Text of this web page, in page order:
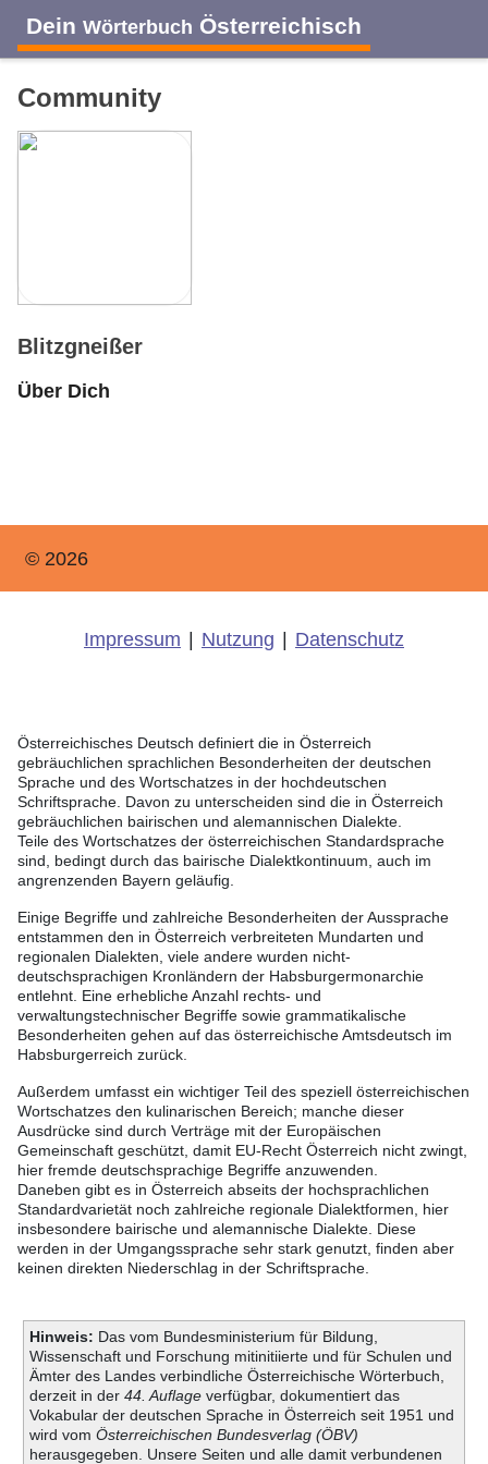
Dein Wörterbuch Österreichisch
Community
Blitzgneißer
Über Dich
© 2026
Impressum Nutzung Datenschutz
Österreichisches Deutsch definiert die in Österreich
gebräuchlichen sprachlichen Besonderheiten der deutschen
Sprache und des Wortschatzes in der hochdeutschen
Schriftsprache. Davon zu unterscheiden sind die in Österreich
gebräuchlichen bairischen und alemannischen Dialekte.
Teile des Wortschatzes der österreichischen Standardsprache
sind, bedingt durch das bairische Dialektkontinuum, auch im
angrenzenden Bayern geläufig.
Einige Begriffe und zahlreiche Besonderheiten der Aussprache
entstammen den in Österreich verbreiteten Mundarten und
regionalen Dialekten, viele andere wurden nicht-
deutschsprachigen Kronländern der Habsburgermonarchie
entlehnt. Eine erhebliche Anzahl rechts- und
verwaltungstechnischer Begriffe sowie grammatikalische
Besonderheiten gehen auf das österreichische Amtsdeutsch im
Habsburgerreich zurück.
Außerdem umfasst ein wichtiger Teil des speziell österreichischen
Wortschatzes den kulinarischen Bereich; manche dieser
Ausdrücke sind durch Verträge mit der Europäischen
Gemeinschaft geschützt, damit EU-Recht Österreich nicht zwingt,
hier fremde deutschsprachige Begriffe anzuwenden.
Daneben gibt es in Österreich abseits der hochsprachlichen
Standardvarietät noch zahlreiche regionale Dialektformen, hier
insbesondere bairische und alemannische Dialekte. Diese
werden in der Umgangssprache sehr stark genutzt, finden aber
keinen direkten Niederschlag in der Schriftsprache.
Hinweis: Das vom Bundesministerium für Bildung,
Wissenschaft und Forschung mitinitiierte und für Schulen und
Ämter des Landes verbindliche Österreichische Wörterbuch,
derzeit in der 44. Auflageverfügbar, dokumentiert das
Vokabular der deutschen Sprache in Österreich seit 1951 und
wird vom Österreichischen Bundesverlag (ÖBV)
herausgegeben. Unsere Seiten und alle damit verbundenen